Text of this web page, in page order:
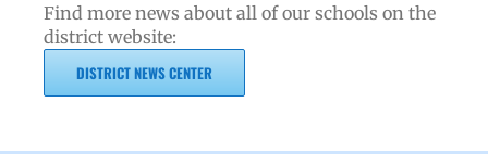
Find more news about all of our schools on the
district website:
DISTRICT NEWS CENTER